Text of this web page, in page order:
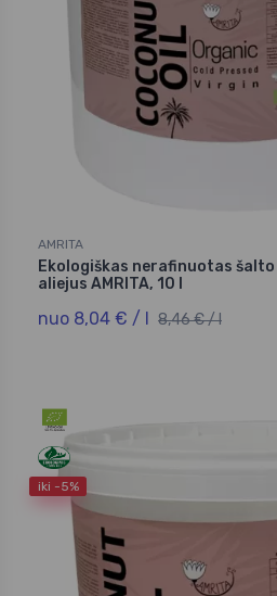
AMRITA
Ekologiškas nerafinuotas
aliejus AMRITA, 10 l
nuo 8,04 € / l 8,46 € / l
iki -5%